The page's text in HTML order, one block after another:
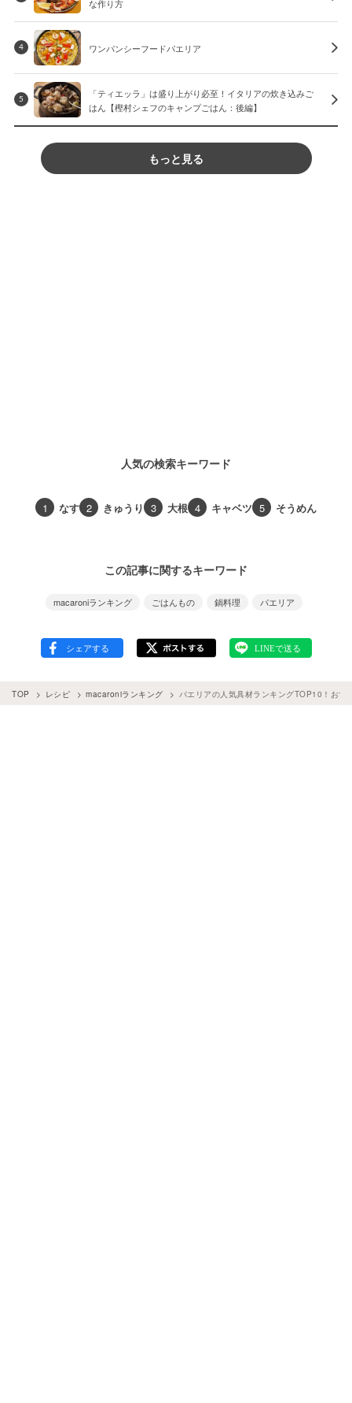
な作り方
4 ワンパンシーフードパエリア
5
「ティエッラ」は盛り上がり必至！イタリアの炊き込みご
はん【樫村シェフのキャンプごはん：後編】
もっと見る
人気の検索キーワード
1 なす 2 きゅうり 3 大根 4 キャベツ 5 そうめん
この記事に関するキーワード
macaroniランキング ごはんもの 鍋料理 パエリア
TOP レシピ macaroniランキング パエリアの人気具材ランキングTOP10！お